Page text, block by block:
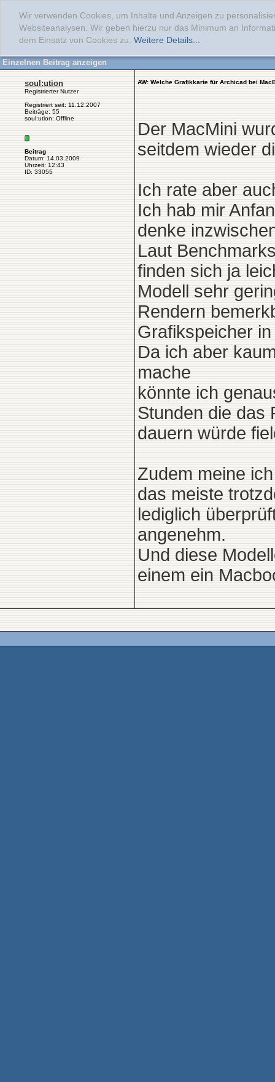
Wir verwenden Cookies, um Inhalte und Anzeigen zu
Websiteanalysen. Wir geben hierzu nur das Minimum an
dem Einsatz von Cookies zu. Weitere Details...
Einzelnen Beitrag anzeigen
soul:ution
Registrierter Nutzer
Registriert seit: 11.12.2007
Beiträge: 55
soul:ution: Offline
Beitrag
Datum: 14.03.2009
Uhrzeit: 12:43
ID: 33055
AW: Welche Grafikkarte für Archicad bei
Der MacMini
seitdem wieder
Ich rate aber
Ich hab mir
denke
Laut
finden sich ja
Modell sehr
Rendern
Grafikspeicher
Da ich aber
mache
könnte ich
Stunden die das
dauern würde
Zudem meine
das meiste
lediglich
angenehm.
Und diese
einem ein